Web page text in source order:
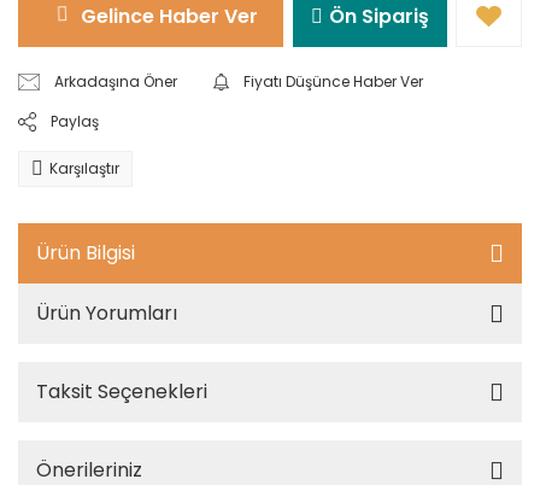
Gelince Haber Ver Ön Sipariş
Arkadaşına Öner
Fiyatı Düşünce Haber Ver
Paylaş
Karşılaştır
Ürün Bilgisi
Ürün Yorumları
Taksit Seçenekleri
Önerileriniz